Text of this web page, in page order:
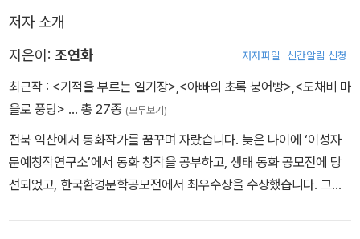
저자 소개
지은이: 조연화 저자파일 신간알림 신청
최근작 : <기적을 부르는 일기장>,<아빠의 초록 붕어빵>,<도채비 마
을로 풍덩> … 총 27종 (모두보기)
전북 익산에서 동화작가를 꿈꾸며 자랐습니다. 늦은 나이에 ‘이성자
문예창작연구소’에서 동화 창작을 공부하고, 생태 동화 공모전에 당
선되었고, 한국환경문학공모전에서 최우수상을 수상했습니다. 그림